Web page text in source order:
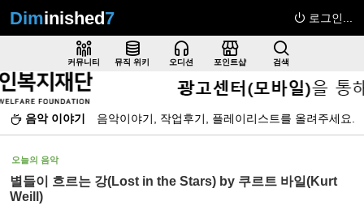
Diminished7 로그인...
커뮤니티 뮤직 위키 오디션 포인트샵 검색
음악 이야기 음악이야기, 작업후기, 플레이리스트를 올려주세요.
오늘의 음악
별들이 흐르는 강(Lost in the Stars) by 쿠르트 바일(Kurt
Weill)
Sketchbook5, 스케치북5
Sketchbook5, 스케치북5